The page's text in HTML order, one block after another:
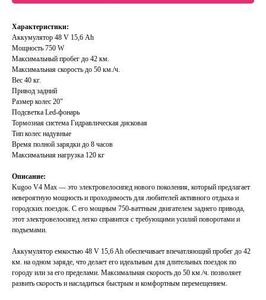
Характеристики:
Аккумулятор 48 V 15,6 Аh
Мощность 750 W
Максимальный пробег до 42 км.
Максимальная скорость до 50 км./ч.
Вес 40 кг.
Привод задний
Размер колес 20"
Подсветка Led-фонарь
Тормозная система Гидравлическая дисковая
Тип колес надувные
Время полной зарядки до 8 часов
Максимальная нагрузка 120 кг
Описание:
Kugoo V4 Max — это электровелосипед нового поколения, который предлагает
невероятную мощность и проходимость для любителей активного отдыха и
городских поездок. С его мощным 750-ваттным двигателем заднего привода,
этот электровелосипед легко справится с требующими усилий поворотами и
подъемами.
Аккумулятор емкостью 48 V 15,6 Ah обеспечивает впечатляющий пробег до 42
км. на одном заряде, что делает его идеальным для длительных поездок по
городу или за его пределами. Максимальная скорость до 50 км./ч. позволяет
развить скорость и насладиться быстрым и комфортным перемещением.